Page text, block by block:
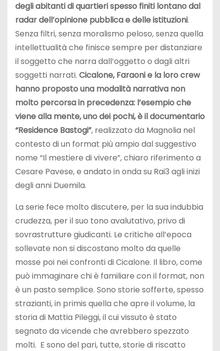
degli abitanti di quartieri spesso finiti lontano dal
radar dell’opinione pubblica e delle istituzioni.
Senza filtri, senza moralismo peloso, senza quella
intellettualità che finisce sempre per distanziare
il soggetto che narra dall’oggetto o dagli altri
soggetti narrati. Cicalone, Faraoni e la loro crew
hanno proposto una modalità narrativa non
molto percorsa in precedenza: l’esempio che
viene alla mente, uno dei pochi, è il documentario
“Residence Bastogi”, realizzato da Magnolia nel
contesto di un format più ampio dal suggestivo
nome “Il mestiere di vivere”, chiaro riferimento a
Cesare Pavese, e andato in onda su Rai3 agli inizi
degli anni Duemila.
La serie fece molto discutere, per la sua indubbia
crudezza, per il suo tono avalutativo, privo di
sovrastrutture giudicanti. Le critiche all’epoca
sollevate non si discostano molto da quelle
mosse poi nei confronti di Cicalone. Il libro, come
può immaginare chi è familiare con il format, non
è un pasto semplice. Sono storie sofferte, spesso
strazianti, in primis quella che apre il volume, la
storia di Mattia Pileggi, il cui vissuto è stato
segnato da vicende che avrebbero spezzato
molti. E sono del pari, tutte, storie di riscatto